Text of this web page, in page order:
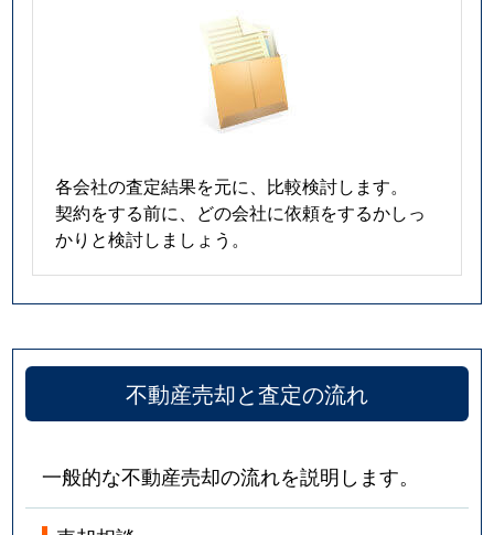
各会社の査定結果を元に、比較検討します。
契約をする前に、どの会社に依頼をするかしっ
かりと検討しましょう。
不動産売却と査定の流れ
一般的な不動産売却の流れを説明します。